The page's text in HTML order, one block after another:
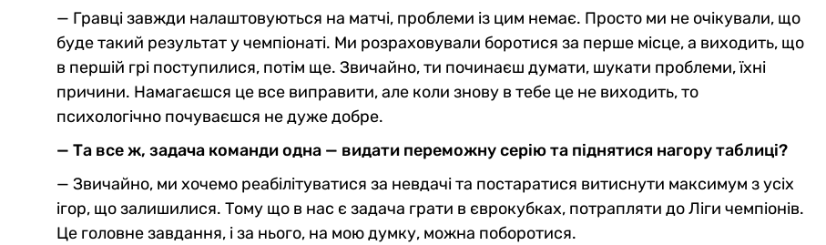
— Гравці завжди налаштовуються на матчі, проблеми із цим немає. Просто ми не очікували, що
буде такий результат у чемпіонаті. Ми розраховували боротися за перше місце, а виходить, що
в першій грі поступилися, потім ще. Звичайно, ти починаєш думати, шукати проблеми, їхні
причини. Намагаєшся це все виправити, але коли знову в тебе це не виходить, то
психологічно почуваєшся не дуже добре.
— Та все ж, задача команди одна — видати переможну серію та піднятися нагору таблиці?
— Звичайно, ми хочемо реабілітуватися за невдачі та постаратися витиснути максимум з усіх
ігор, що залишилися. Тому що в нас є задача грати в єврокубках, потрапляти до Ліги чемпіонів.
Це головне завдання, і за нього, на мою думку, можна поборотися.